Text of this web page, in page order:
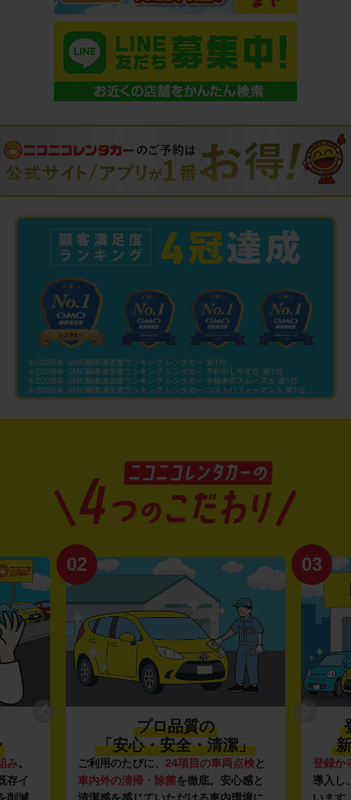
み。
存イ
02
プロ品質の
「安心・安全・清潔」
ご利用のたびに、 24項目の車両点検と
車内外の清掃・除菌を徹底。安心感と
03
登録か
導入し